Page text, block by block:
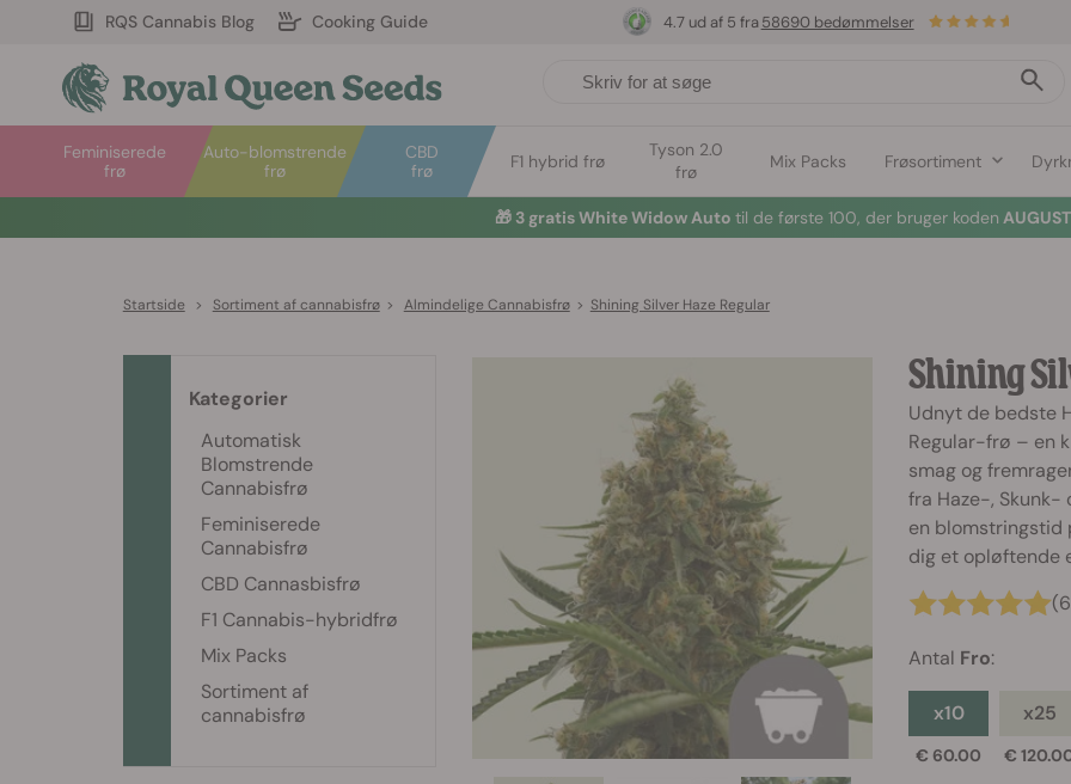
RQS Cannabis Blog Cooking Guide
Auto-blomstrende
frø
Feminiserede
frø
CBD
frø
F1 hybrid frø
Tyson 2.0
frø
Mix Packs Frøsortiment
4.7 ud af 5 fra 58690 bedømmelser
🎁 3 gratis White Widow Auto til de første 100, der bruger koden
Startside > Sortiment af cannabisfrø > Almindelige Cannabisfrø > Shining Silver Haze Regular
Shining
Udnyt de bedste
Regular-frø – en
smag og
fra Haze-, Skunk-
en blomstringstid
dig et opløftende
Antal Fro:
x10
€ 60.00
x25
€
Kategorier
Automatisk
Blomstrende
Cannabisfrø
Feminiserede
Cannabisfrø
CBD Cannasbisfrø
F1 Cannabis-hybridfrø
Mix Packs
Sortiment af
cannabisfrø